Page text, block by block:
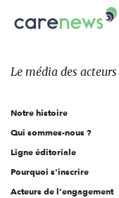
sur:
Carenews,
Le
des
l'engagement
Le média des acteurs
Notre histoire
Qui sommes-nous ?
Ligne éditoriale
Pourquoi s'inscrire
Acteurs de l'engagement